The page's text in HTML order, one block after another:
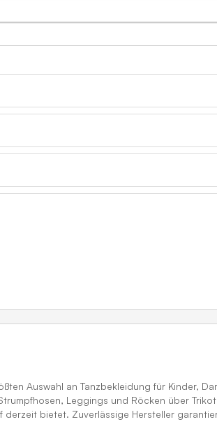
Auswahl an Tanzbekleidung für Kinder,
Leggings und Röcken über
derzeit bietet. Zuverlässige Hersteller